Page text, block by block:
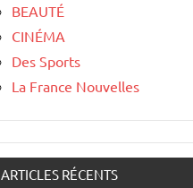
BEAUTÉ
CINÉMA
Des Sports
La France Nouvelles
ARTICLES RÉCENTS